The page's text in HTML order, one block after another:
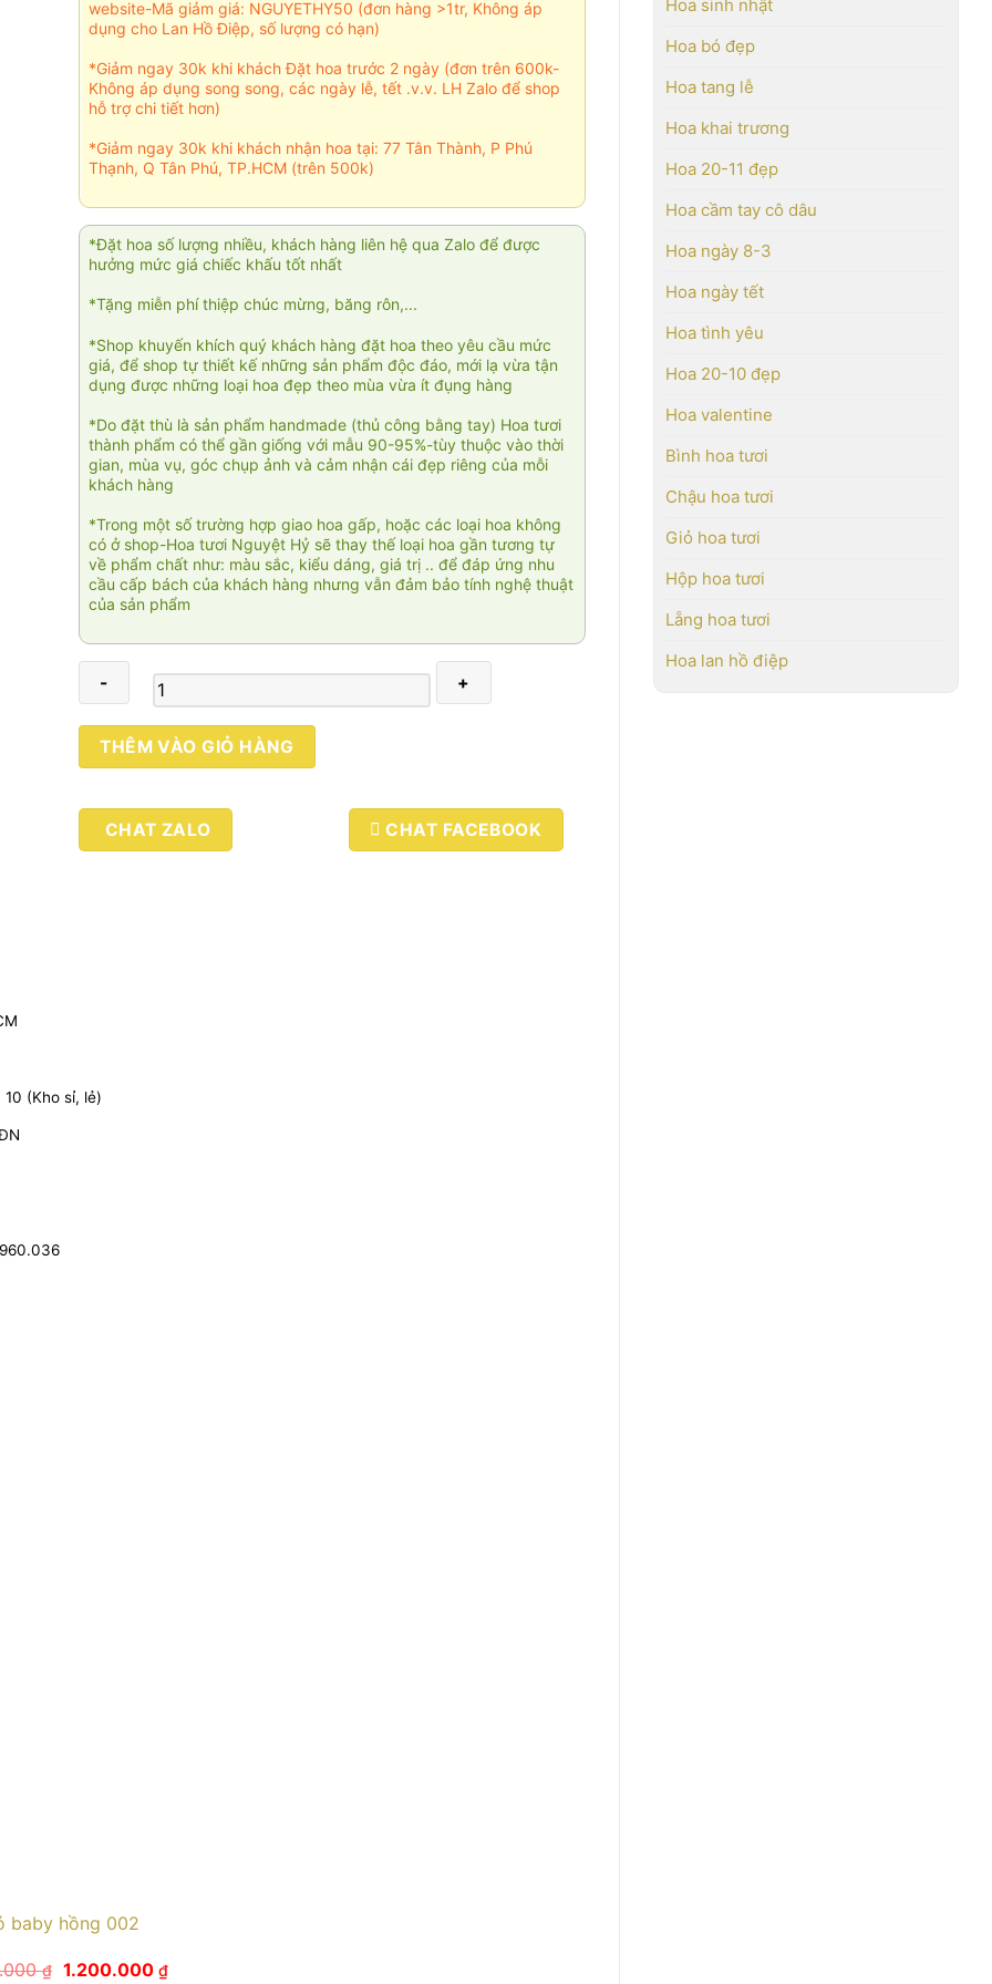
Hoa sinh nhật
Hoa bó đẹp
Hoa tang lễ
Hoa khai trương
Hoa 20-11 đẹp
Hoa cầm tay cô dâu
Hoa ngày 8-3
Hoa ngày tết
Hoa tình yêu
Hoa 20-10 đẹp
Hoa valentine
Bình hoa tươi
Chậu hoa tươi
Giỏ hoa tươi
Hộp hoa tươi
Lẵng hoa tươi
Hoa lan hồ điệp
website-Mã giảm giá: NGUYETHY50 (đơn hàng >1tr, Không áp
dụng cho Lan Hồ Điệp, số lượng có hạn)
*Giảm ngay 30k khi khách Đặt hoa trước 2 ngày (đơn trên 600k-
Không áp dụng song song, các ngày lễ, tết .v.v. LH Zalo để shop
hỗ trợ chi tiết hơn)
*Giảm ngay 30k khi khách nhận hoa tại: 77 Tân Thành, P Phú
Thạnh, Q Tân Phú, TP.HCM (trên 500k)
*Đặt hoa số lượng nhiều, khách hàng liên hệ qua Zalo để được
hưởng mức giá chiếc khấu tốt nhất
*Tặng miễn phí thiệp chúc mừng, băng rôn,...
*Shop khuyến khích quý khách hàng đặt hoa theo yêu cầu mức
giá, để shop tự thiết kế những sản phẩm độc đáo, mới lạ vừa tận
dụng được những loại hoa đẹp theo mùa vừa ít đụng hàng
*Do đặt thù là sản phẩm handmade (thủ công bằng tay) Hoa tươi
thành phẩm có thể gần giống với mẫu 90-95%-tùy thuộc vào thời
gian, mùa vụ, góc chụp ảnh và cảm nhận cái đẹp riêng của mỗi
khách hàng
*Trong một số trường hợp giao hoa gấp, hoặc các loại hoa không
có ở shop-Hoa tươi Nguyệt Hỷ sẽ thay thế loại hoa gần tương tự
về phẩm chất như: màu sắc, kiểu dáng, giá trị .. để đáp ứng nhu
cầu cấp bách của khách hàng nhưng vẫn đảm bảo tính nghệ thuật
của sản phẩm
Tình
thiên
009
THÊM VÀO GIỎ HÀNG
CHAT ZALO CHAT FACEBOOK
(Kho sỉ, lẻ)
baby hồng 002
₫ Giá
1.200.000 ₫Giá